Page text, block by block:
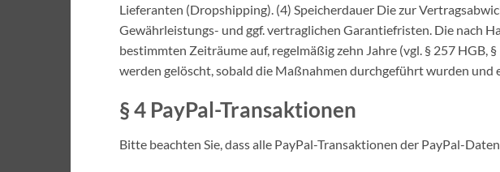
Lieferanten (Dropshipping). (4) Speicherdauer Die zur
Gewährleistungs- und ggf. vertraglichen Garantiefristen. Die nach
bestimmten Zeiträume auf, regelmäßig zehn Jahre (vgl. § 257
werden gelöscht, sobald die Maßnahmen durchgeführt wurden und
§ 4 PayPal-Transaktionen
Bitte beachten Sie, dass alle PayPal-Transaktionen der PayPal-